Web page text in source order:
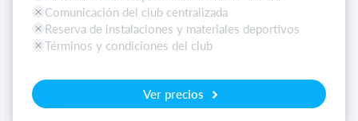
Comunicación del club centralizada
Reserva de instalaciones y materiales deportivos
Términos y condiciones del club
Ver precios